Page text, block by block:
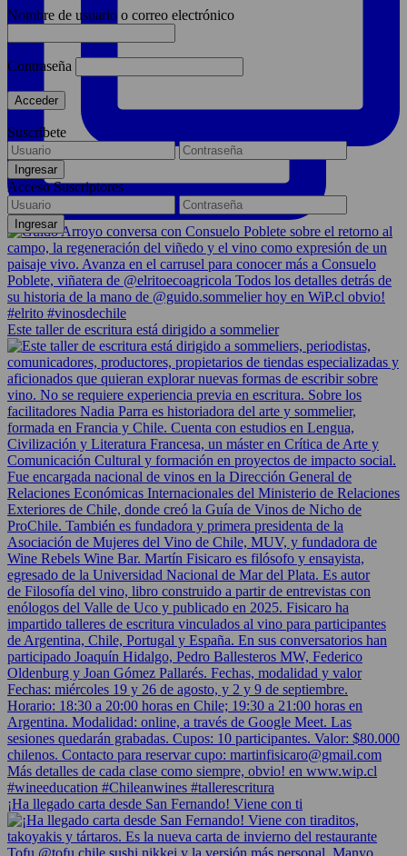
Este taller de escritura está dirigido a sommelier
¡Ha llegado carta desde San Fernando! Viene con ti
Nombre de usuario o correo electrónico
Contraseña
Suscríbete
Acceso Suscriptores